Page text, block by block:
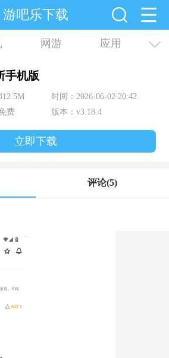
游吧乐下载
网游 应用
手机版
时间：2026-06-02 20:42
费
版本：v3.18.4
立即下载
评论(5)